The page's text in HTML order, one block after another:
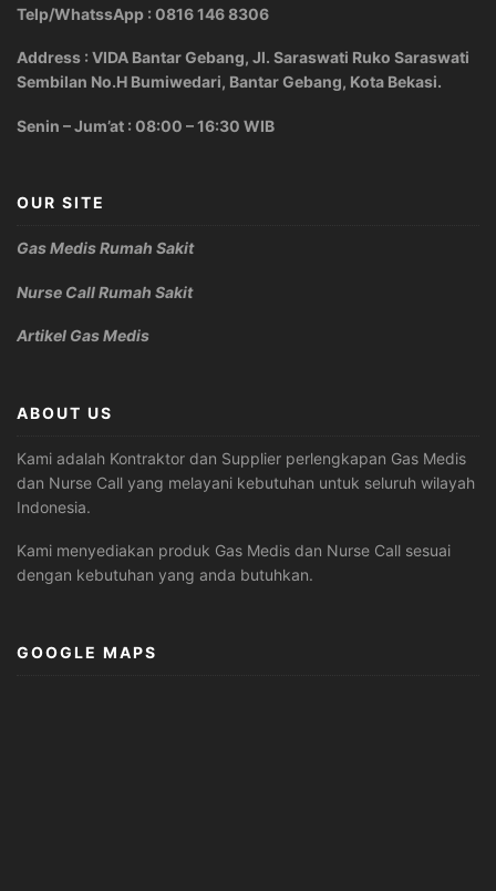
Telp/WhatssApp : 0816 146 8306
Address : VIDA Bantar Gebang, Jl. Saraswati Ruko Saraswati
Sembilan No.H Bumiwedari, Bantar Gebang, Kota Bekasi.
Senin – Jum’at : 08:00 – 16:30 WIB
OUR SITE
Gas Medis Rumah Sakit
Nurse Call Rumah Sakit
Artikel Gas Medis
ABOUT US
Kami adalah Kontraktor dan Supplier perlengkapan Gas Medis
dan Nurse Call yang melayani kebutuhan untuk seluruh wilayah
Indonesia.
Kami menyediakan produk Gas Medis dan Nurse Call sesuai
dengan kebutuhan yang anda butuhkan.
GOOGLE MAPS